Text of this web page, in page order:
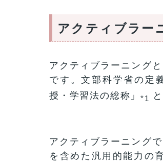
アクティブラー
アクティブラーニング
です。文部科学省の定
授・学習法の総称」*1
アクティブラーニング
を含めた汎用的能力の